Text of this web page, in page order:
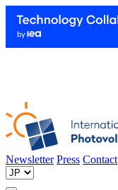
Newsletter Press Contact